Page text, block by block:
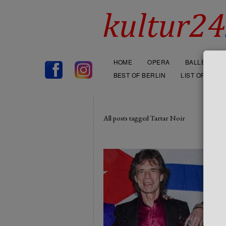
HOME OPERA BALLET
BEST OF BERLIN
LIST OF
All posts tagged Tartar Noir